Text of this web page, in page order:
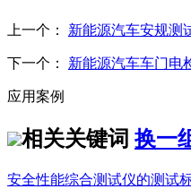
上一个： 新能源汽车安规测
下一个： 新能源汽车车门电
应用案例
相关关键词 换一
安全性能综合测试仪的测试